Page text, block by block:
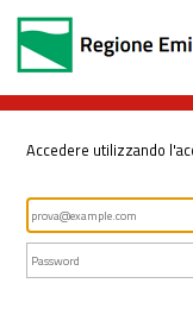
Accedere utilizzando